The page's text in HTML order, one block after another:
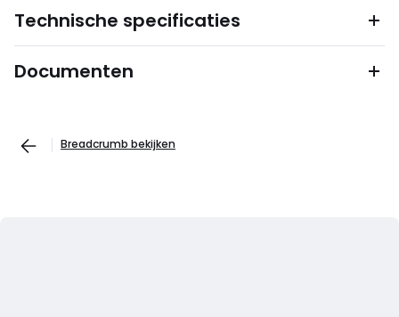
Technische specificaties
Documenten
Breadcrumb bekijken